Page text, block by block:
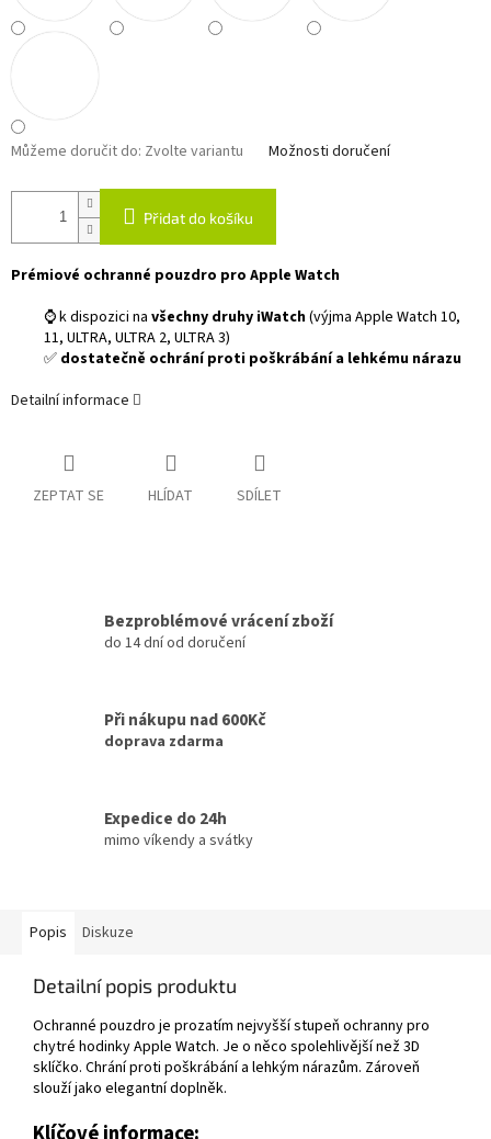
Můžeme doručit do: Zvolte variantu Možnosti doručení
Přidat do košíku
Prémiové ochranné pouzdro pro Apple Watch
⌚ k dispozici na všechny druhy iWatch(výjma Apple Watch 10,
11, ULTRA, ULTRA 2, ULTRA 3)
✅ dostatečně ochrání proti poškrábání a lehkému nárazu
Detailní informace
ZEPTAT SE HLÍDAT SDÍLET
Bezproblémové vrácení zboží
do 14 dní od doručení
Při nákupu nad 600Kč
doprava zdarma
Expedice do 24h
mimo víkendy a svátky
Popis Diskuze
Detailní popis produktu
Ochranné pouzdro je prozatím nejvyšší stupeň ochranny pro
chytré hodinky Apple Watch. Je o něco spolehlivější než 3D
sklíčko. Chrání proti poškrábání a lehkým nárazům. Zároveň
slouží jako elegantní doplněk.